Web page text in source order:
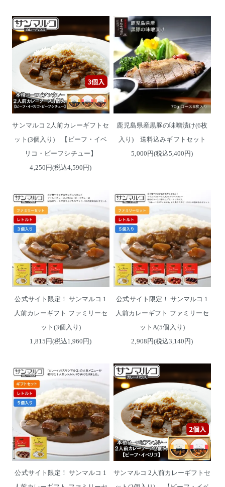
サンマルコ 2人前カレーギフトセ
ット(3個入り) 【ビーフ・イベ
リコ・ビーフシチュー】
4,250円(税込4,590円)
鹿児島県産黒豚の味噌漬け(6枚
入り) 送料込みギフトセット
5,000円(税込5,400円)
公式サイト限定！ サンマルコ 1
人前カレーギフト ファミリーセ
ット(3個入り)
1,815円(税込1,960円)
公式サイト限定！ サンマルコ 1
人前カレーギフト ファミリーセ
ットA(5個入り)
2,908円(税込3,140円)
公式サイト限定！ サンマルコ 1
サンマルコ 2人前カレーギフトセ